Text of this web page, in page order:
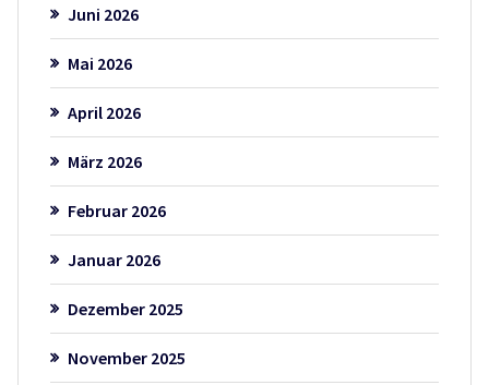
Juni 2026
Mai 2026
April 2026
März 2026
Februar 2026
Januar 2026
Dezember 2025
November 2025